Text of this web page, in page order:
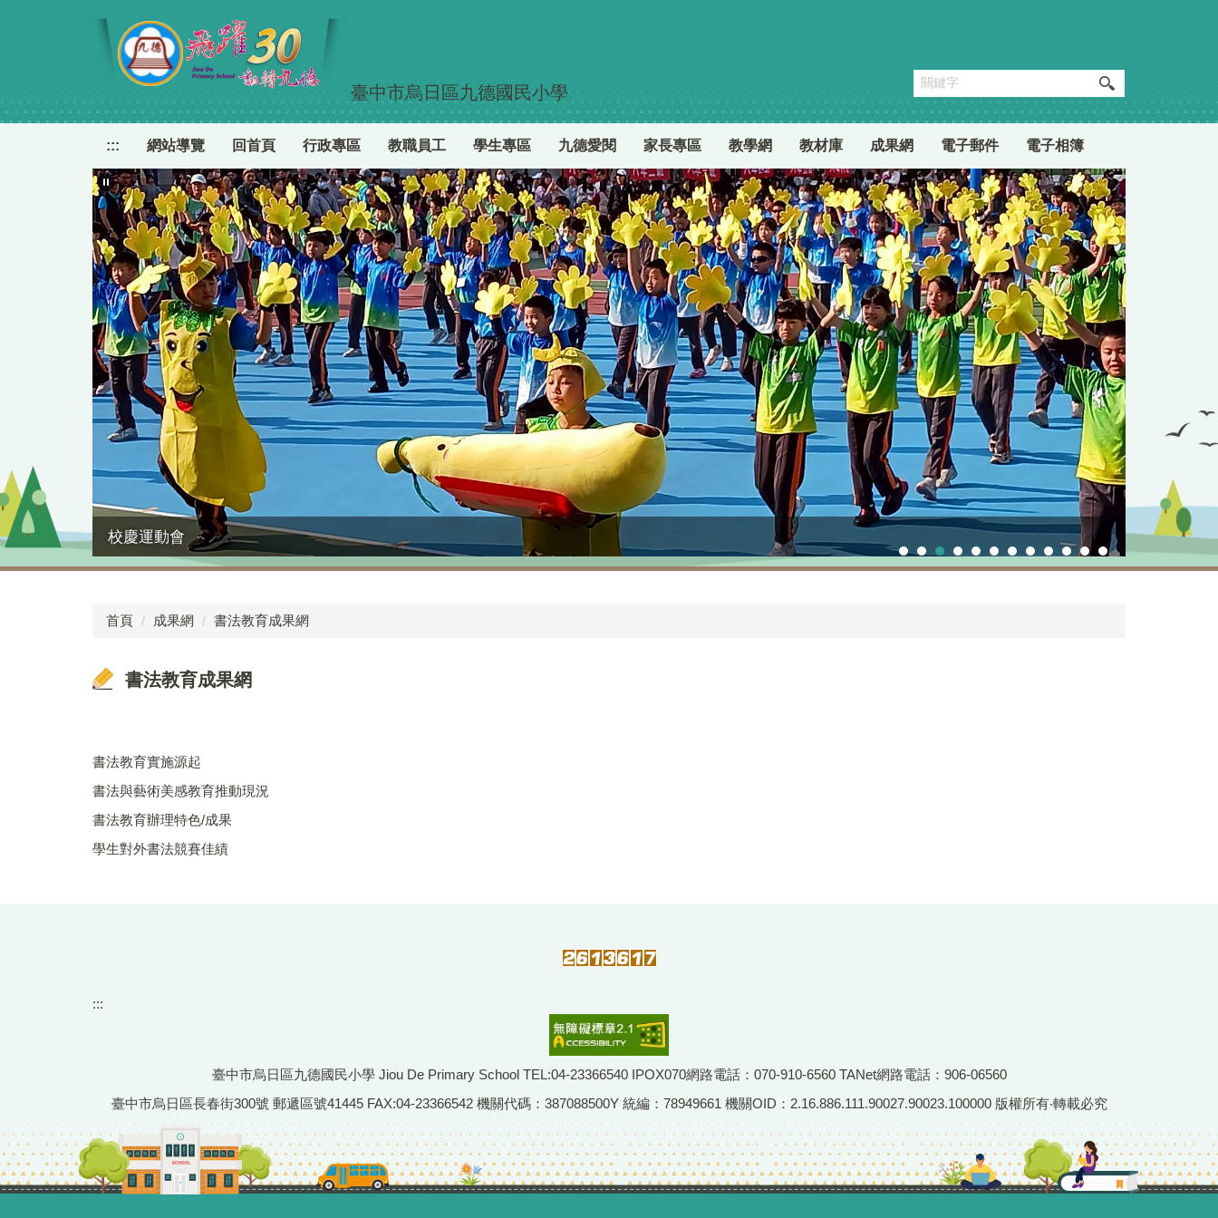
容
臺中市烏日區九德國民小學
::: 網站導覽 回首頁 行政專區 教職員工 學生專區 九德愛閱 家長專區 教學網 教材庫 成果網 電子郵件 電子相簿
校慶運動會 校慶運動會
首頁 成果網 書法教育成果網
書法教育成果網
書法教育實施源起
書法與藝術美感教育推動現況
書法教育辦理特色/成果
學生對外書法競賽佳績
:::
臺中市烏日區九德國民小學 Jiou De Primary School TEL:04-23366540 IPOX070網路電話：070-910-6560 TANet網路電話：906-06560
臺中市烏日區長春街300號 郵遞區號41445 FAX:04-23366542 機關代碼：387088500Y 統編：78949661 機關OID：2.16.886.111.90027.90023.100000 版權所有‧轉載必究